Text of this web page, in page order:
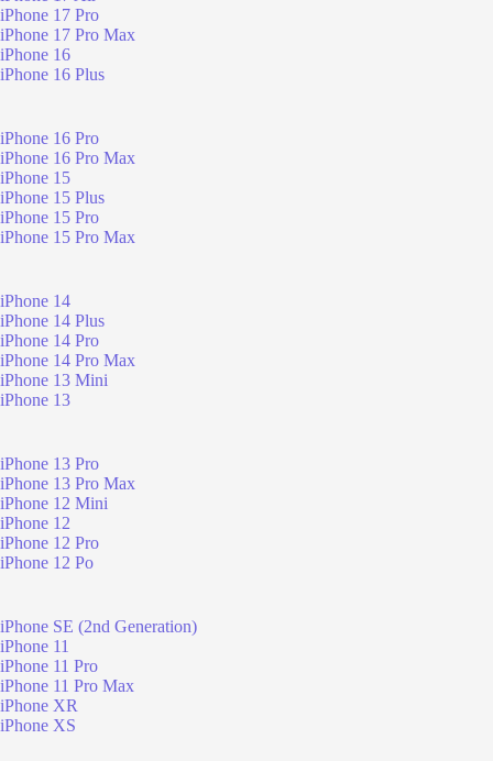
iPhone 17 Pro
iPhone 17 Pro Max
iPhone 16
iPhone 16 Plus
iPhone 16 Pro
iPhone 16 Pro Max
iPhone 15
iPhone 15 Plus
iPhone 15 Pro
iPhone 15 Pro Max
iPhone 14
iPhone 14 Plus
iPhone 14 Pro
iPhone 14 Pro Max
iPhone 13 Mini
iPhone 13
iPhone 13 Pro
iPhone 13 Pro Max
iPhone 12 Mini
iPhone 12
iPhone 12 Pro
iPhone 12 Po
iPhone SE (2nd Generation)
iPhone 11
iPhone 11 Pro
iPhone 11 Pro Max
iPhone XR
iPhone XS